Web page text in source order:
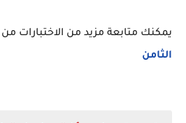
يمكنك متابعة مزيد من الاختبارات
الثامن